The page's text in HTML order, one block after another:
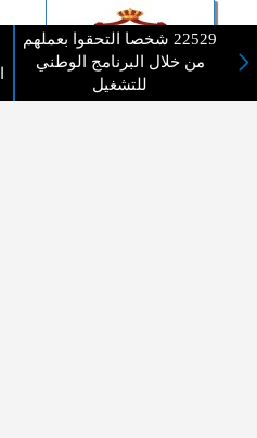
22529 شخصا التحقوا بعملهم
من خلال البرنامج الوطني
للتشغيل